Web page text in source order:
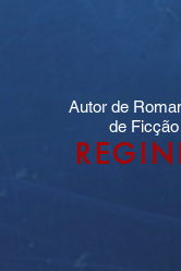
Autor de
de